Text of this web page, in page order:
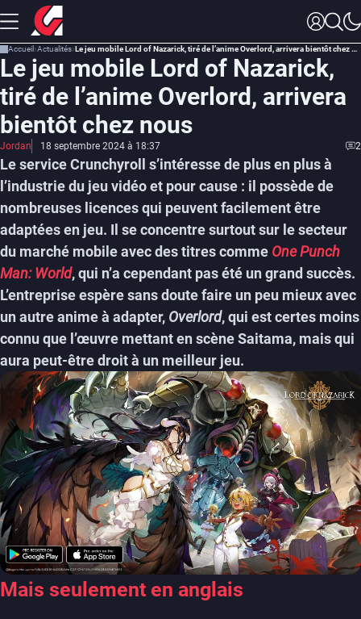
Accueil Actualités Le jeu mobile Lord of Nazarick, tiré de l’anime Overlord, arrivera bientôt chez nous
Le jeu mobile Lord of Nazarick,
tiré de l’anime Overlord, arrivera
bientôt chez nous
Jordan 18 septembre 2024 à 18:37 2
Le service Crunchyroll s’intéresse de plus en plus à
l’industrie du jeu vidéo et pour cause : il possède de
nombreuses licences qui peuvent facilement être
adaptées en jeu. Il se concentre surtout sur le secteur
du marché mobile avec des titres comme One Punch
Man: World, qui n’a cependant pas été un grand succès.
L’entreprise espère sans doute faire un peu mieux avec
un autre anime à adapter, Overlord, qui est certes moins
connu que l’œuvre mettant en scène Saitama, mais qui
aura peut-être droit à un meilleur jeu.
Mais seulement en anglais